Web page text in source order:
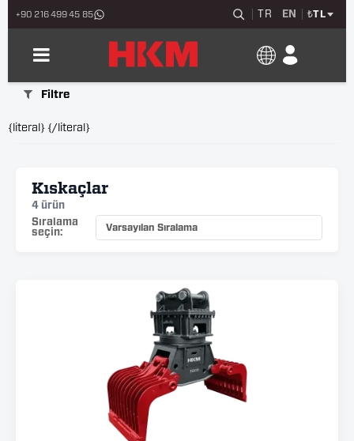
+90 216 499 45 85 TR EN ₺TL
Filtre
{literal} {/literal}
Kıskaçlar
4 ürün
Sıralama
seçin: